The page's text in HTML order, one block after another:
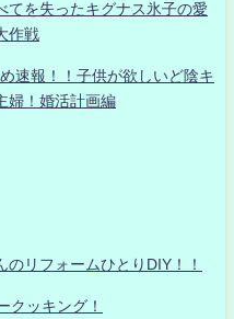
てを失ったキグナス氷子の愛
作戦
速報！！子供が欲しいど陰キ
婦！婚活計画編
リフォームひとりDIY！！
クッキング！